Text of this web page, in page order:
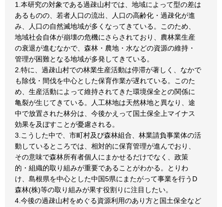
1.本研究の対象である過疎山村では、地域によって型の差は
あるものの、若者人口の流出、人口の高齢化・過疎化が進
み、人口の自然滅地域が多くなってきている。このため、
地域社会自体が崩壊の危機にさらされており、農林業生産
の衰退が進むなかで、森林・農地・水などの資源の維持・
管理が困難となる地域が多発してきている。
2.特に、過疎山村での林業生産活動は停滞が著しく、なかで
も除伐・間伐を中心とした保育作業が遅れている。このた
め、生産活動によって維持されてきた環境保全との関係に
亀裂が生じてきている。人工林地は天然林地と異なり、途
中で放置された林分は、今後かえって国土保全上マイナス
効果を及ぼすことが憂慮される。
3.こうした中で、市町村及び森林組合、林業請負事業体の活
動しているところでは、相対的に保育管理が進んでおり、
その意味で森林所有者個人にまかせるだけでなく、政策
的・組織的取り組みが重要であることがわかる。とりわ
け、島根県を中心とした中国5県にまたがって事業を行うD
森林(株)等の取り組みが果す役割りに注目したい。
4.今後の過疎山村をめぐる資源利用のあり方と国土保全など